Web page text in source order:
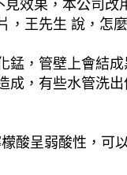
效果，本公司
王先生 說，怎
，管壁上會結
，有些水管洗
酸呈弱酸性，可